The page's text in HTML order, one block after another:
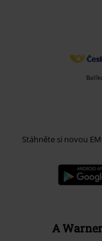
Stáhněte si novou
A